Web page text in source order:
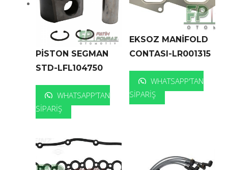
PİSTON SEGMAN
STD-LFL104750
WHATSAPP'TAN
SIPARIŞ
EKSOZ MANİFOLD
CONTASI-LR001315
WHATSAPP'TAN
SIPARIŞ